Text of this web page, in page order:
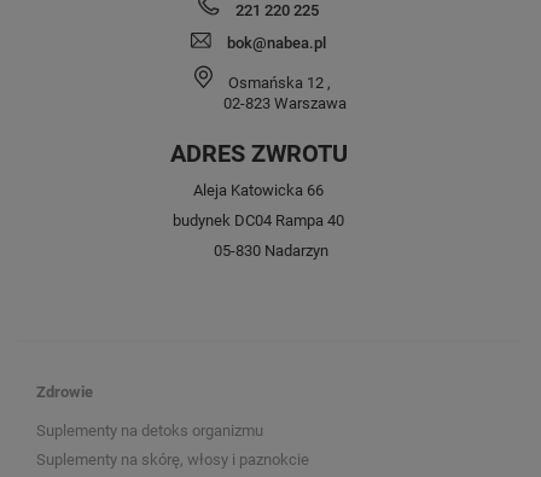
221 220 225
bok@nabea.pl
Osmańska 12 ,
02-823 Warszawa
ADRES ZWROTU
Aleja Katowicka 66
budynek DC04 Rampa 40
05-830 Nadarzyn
Zdrowie
Suplementy na detoks organizmu
Suplementy na skórę, włosy i paznokcie